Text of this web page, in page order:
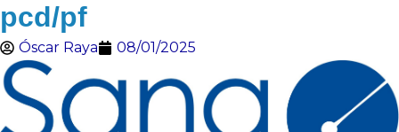
pcd/pf
Óscar Raya 08/01/2025